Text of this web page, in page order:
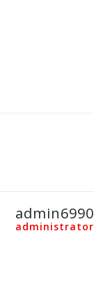
admin6990
administrator